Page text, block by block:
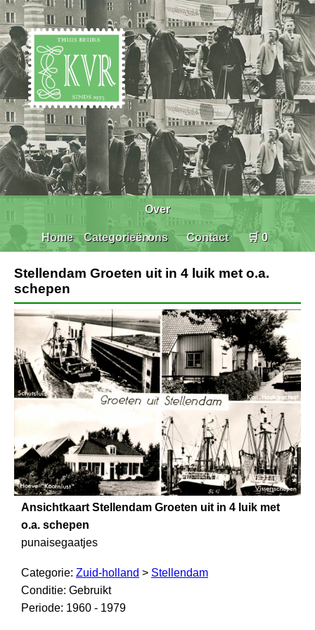
Home Categorieën
Over
ons Contact 🛒 0
Stellendam Groeten uit in 4 luik met o.a.
schepen
Ansichtkaart Stellendam Groeten uit in 4 luik met
o.a. schepen
punaisegaatjes
Categorie: Zuid-holland > Stellendam
Conditie: Gebruikt
Periode: 1960 - 1979